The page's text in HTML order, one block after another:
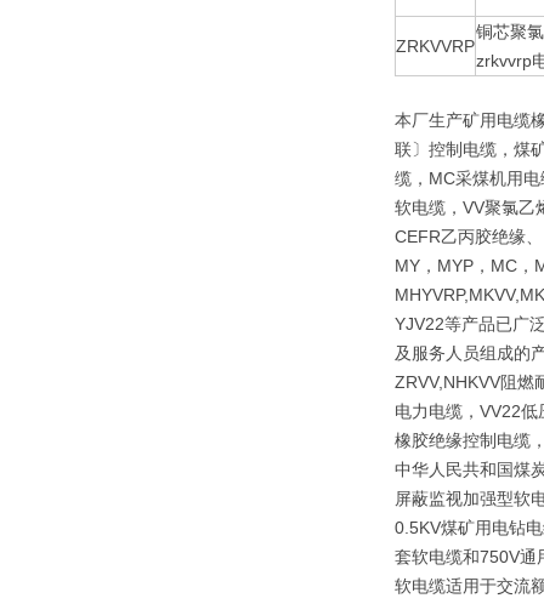
ZRKVVRP
铜芯聚
zrkvvrp
本厂生产矿用电缆
联〕控制电缆，煤
缆，MC采煤机用
软电缆，VV聚氯乙
CEFR乙丙胶绝缘
MY，MYP，MC，
YJV22等产品已广
及服务人员组成的
ZRVV,NHKVV阻燃
电力电缆，VV22
橡胶绝缘控制电缆
中华人民共和国煤
屏蔽监视加强型软
0.5KV煤矿用电钻
套软电缆和750V通
软电缆适用于交流